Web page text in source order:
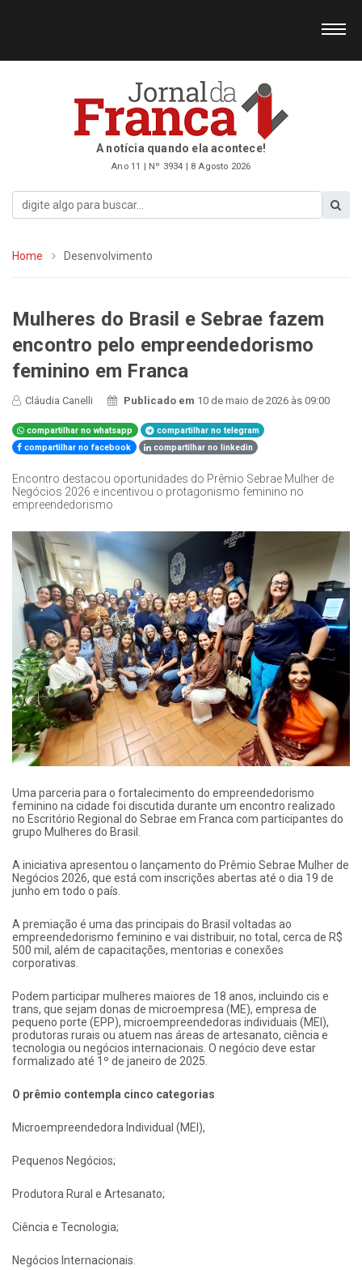
A notícia quando ela acontece!
Ano 11 | Nº 3934 | 8 Agosto 2026
Home Desenvolvimento
Mulheres do Brasil e Sebrae fazem
encontro pelo empreendedorismo
feminino em Franca
Cláudia Canelli Publicado em 10 de maio de 2026 às 09:00
compartilhar no whatsapp
compartilhar no telegram
compartilhar no facebook
compartilhar no linkedin
Encontro destacou oportunidades do Prêmio Sebrae Mulher de
Negócios 2026 e incentivou o protagonismo feminino no
empreendedorismo
Uma parceria para o fortalecimento do empreendedorismo
feminino na cidade foi discutida durante um encontro realizado
no Escritório Regional do Sebrae em Franca com participantes do
grupo Mulheres do Brasil.
A iniciativa apresentou o lançamento do Prêmio Sebrae Mulher de
Negócios 2026, que está com inscrições abertas até o dia 19 de
junho em todo o país.
A premiação é uma das principais do Brasil voltadas ao
empreendedorismo feminino e vai distribuir, no total, cerca de R$
500 mil, além de capacitações, mentorias e conexões
corporativas.
Podem participar mulheres maiores de 18 anos, incluindo cis e
trans, que sejam donas de microempresa (ME), empresa de
pequeno porte (EPP), microempreendedoras individuais (MEI),
produtoras rurais ou atuem nas áreas de artesanato, ciência e
tecnologia ou negócios internacionais. O negócio deve estar
formalizado até 1º de janeiro de 2025.
O prêmio contempla cinco categorias
Microempreendedora Individual (MEI),
Pequenos Negócios;
Produtora Rural e Artesanato;
Ciência e Tecnologia;
Negócios Internacionais.